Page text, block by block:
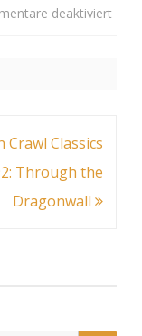
deaktiviert
Crawl Classics
Through the
Dragonwall